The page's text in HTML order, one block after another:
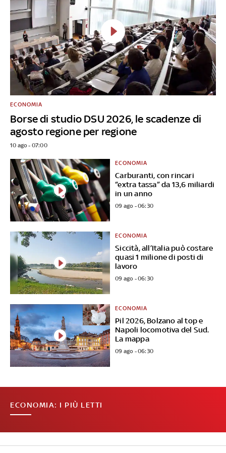
Borse di studio DSU 2026, le scadenze di
agosto regione per regione
ECONOMIA
10 ago - 07:00
Carburanti, con rincari
“extra tassa” da 13,6 miliardi
in un anno
ECONOMIA
09 ago - 06:30
Siccità, all’Italia può costare
quasi 1 milione di posti di
lavoro
ECONOMIA
09 ago - 06:30
Pil 2026, Bolzano al top e
Napoli locomotiva del Sud.
La mappa
ECONOMIA
09 ago - 06:30
ECONOMIA: I PIÙ LETTI